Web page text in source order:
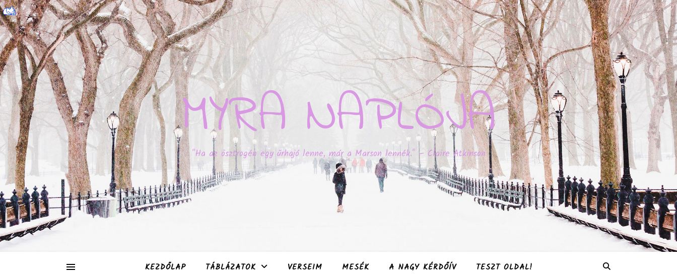
MYRA NAPLÓJA
"Ha az ösztrogén egy űrhajó lenne, már a Marson lennék." – Claire Atkinson
KEZDŐLAP TÁBLÁZATOK VERSEIM MESÉK A NAGY KÉRDŐÍV TESZT OLDAL!